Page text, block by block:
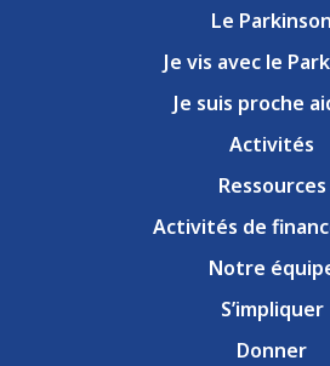
Le Parkinson
Je vis avec le
Je suis proche
Activités
Ressources
Activités de
Notre
S’impliquer
Donner